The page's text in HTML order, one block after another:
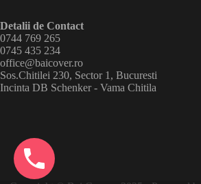
Detalii de Contact
0744 769 265
0745 435 234
office@baicover.ro
Sos.Chitilei 230, Sector 1, Bucuresti
Incinta DB Schenker - Vama Chitila